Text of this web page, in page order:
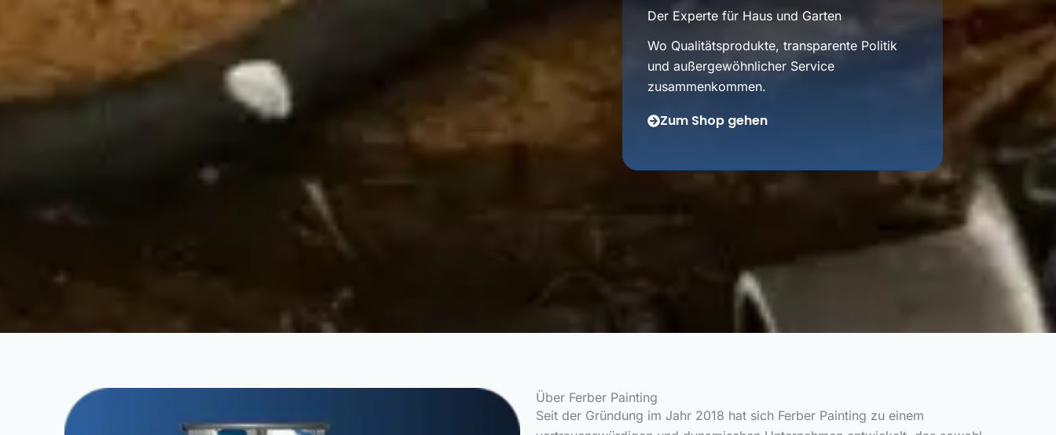
Der Experte für Haus und Garten
Wo Qualitätsprodukte, transparente Politik
und außergewöhnlicher Service
zusammenkommen.
Zum Shop gehen
Über Ferber Painting
Seit der Gründung im Jahr 2018 hat sich Ferber Painting zu einem